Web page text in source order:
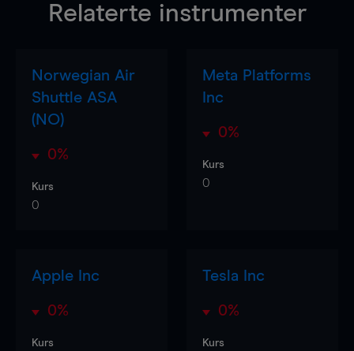
Relaterte instrumenter
Norwegian Air
Shuttle ASA
(NO)
0%
Kurs
0
Meta Platforms
Inc
0%
Kurs
0
Apple Inc
0%
Kurs
Tesla Inc
0%
Kurs